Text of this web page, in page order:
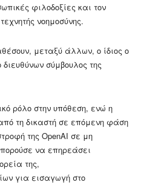
φιλοδοξίες και τον
νοημοσύνης.
μεταξύ άλλων, ο ίδιος ο
σύμβουλος της
ρόλο στην υπόθεση, ενώ η
τη δικαστή σε επόμενη φάση
της OpenAI σε μη
να επηρεάσει
της,
για εισαγωγή στο